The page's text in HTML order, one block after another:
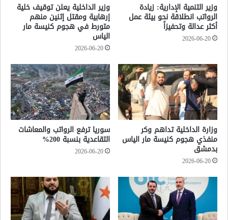
وزير التنمية الإدارية: زيادة
الرواتب انطلاقة نحو بيئة عمل
أكثر عدالة وتحفيزاً
2026-06-20
وزير الداخلية يعلن توقيف خلية
إرهابية ومقتل إثنين منهم
متورط في هجوم كنيسة مار
الياس
2026-06-20
وزارة الداخلية تداهم وكر
منفذي هجوم كنيسة مار الياس
بدمشق
2026-06-20
سوريا ترفع الرواتب والمعاشات
التقاعدية بنسبة 200%
2026-06-20